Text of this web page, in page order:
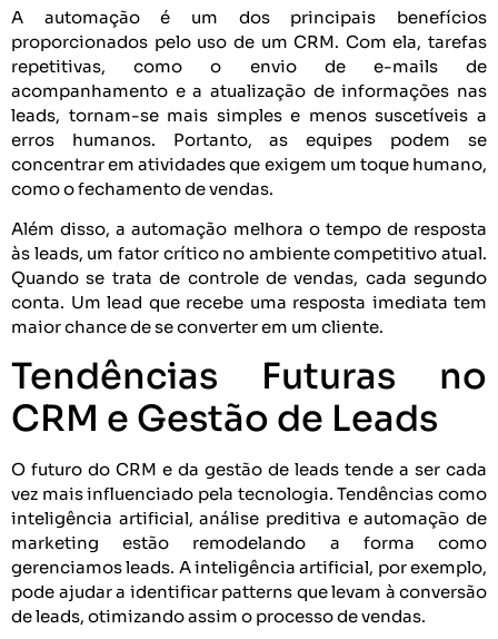
A automação é um dos principais benefícios
proporcionados pelo uso de um CRM. Com ela, tarefas
repetitivas, como o envio de e-mails de
acompanhamento e a atualização de informações nas
leads, tornam-se mais simples e menos suscetíveis a
erros humanos. Portanto, as equipes podem se
concentrar em atividades que exigem um toque humano,
como o fechamento de vendas.
Além disso, a automação melhora o tempo de resposta
às leads, um fator crítico no ambiente competitivo atual.
Quando se trata de controle de vendas, cada segundo
conta. Um lead que recebe uma resposta imediata tem
maior chance de se converter em um cliente.
Tendências Futuras no
CRM e Gestão de Leads
O futuro do CRM e da gestão de leads tende a ser cada
vez mais influenciado pela tecnologia. Tendências como
inteligência artificial, análise preditiva e automação de
marketing estão remodelando a forma como
gerenciamos leads. A inteligência artificial, por exemplo,
pode ajudar a identificar patterns que levam à conversão
de leads, otimizando assim o processo de vendas.